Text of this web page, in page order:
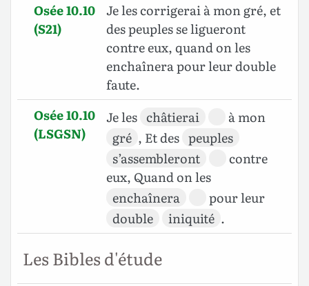
Osée 10.10
(S21)
Je les corrigerai à mon gré, et
des peuples se ligueront
contre eux, quand on les
enchaînera pour leur double
faute.
Osée 10.10
(LSGSN)
Je les châtierai
à mon
gré , Et des peuples
s’assembleront
contre
eux, Quand on les
enchaînera
pour leur
double
iniquité .
Les Bibles d'étude